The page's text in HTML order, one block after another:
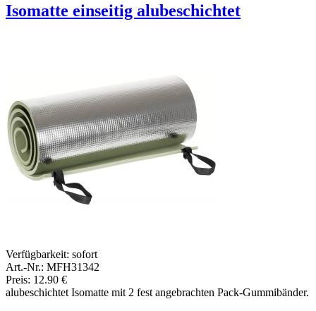
Isomatte einseitig alubeschichtet
Verfügbarkeit: sofort
Art.-Nr.: MFH31342
Preis: 12.90 €
alubeschichtet Isomatte mit 2 fest angebrachten Pack-Gummibänder.